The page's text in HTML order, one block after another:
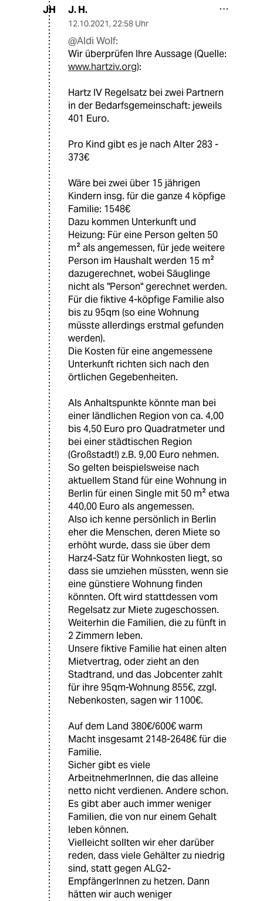
JH J. H.
12.10.2021, 22:58 Uhr
@Aldi Wolf:
Wir überprüfen Ihre Aussage (Quelle:
www.hartziv.org):
Hartz IV Regelsatz bei zwei Partnern
in der Bedarfsgemeinschaft: jeweils
401 Euro.
Pro Kind gibt es je nach Alter 283 -
373€
Wäre bei zwei über 15 jährigen
Kindern insg. für die ganze 4 köpfige
Familie: 1548€
Dazu kommen Unterkunft und
Heizung: Für eine Person gelten 50
m² als angemessen, für jede weitere
Person im Haushalt werden 15 m²
dazugerechnet, wobei Säuglinge
nicht als "Person" gerechnet werden.
Für die fiktive 4-köpfige Familie also
bis zu 95qm (so eine Wohnung
müsste allerdings erstmal gefunden
werden).
Die Kosten für eine angemessene
Unterkunft richten sich nach den
örtlichen Gegebenheiten.
Als Anhaltspunkte könnte man bei
einer ländlichen Region von ca. 4,00
bis 4,50 Euro pro Quadratmeter und
bei einer städtischen Region
(Großstadt!) z.B. 9,00 Euro nehmen.
So gelten beispielsweise nach
aktuellem Stand für eine Wohnung in
Berlin für einen Single mit 50 m² etwa
440,00 Euro als angemessen.
Also ich kenne persönlich in Berlin
eher die Menschen, deren Miete so
erhöht wurde, dass sie über dem
Harz4-Satz für Wohnkosten liegt, so
dass sie umziehen müssten, wenn sie
eine günstiere Wohnung finden
könnten. Oft wird stattdessen vom
Regelsatz zur Miete zugeschossen.
Weiterhin die Familien, die zu fünft in
2 Zimmern leben.
Unsere fiktive Familie hat einen alten
Mietvertrag, oder zieht an den
Stadtrand, und das Jobcenter zahlt
für ihre 95qm-Wohnung 855€, zzgl.
Nebenkosten, sagen wir 1100€.
Auf dem Land 380€/600€ warm
Macht insgesamt 2148-2648€ für die
Familie.
Sicher gibt es viele
ArbeitnehmerInnen, die das alleine
netto nicht verdienen. Andere schon.
Es gibt aber auch immer weniger
Familien, die von nur einem Gehalt
leben können.
Vielleicht sollten wir eher darüber
reden, dass viele Gehälter zu niedrig
sind, statt gegen ALG2-
EmpfängerInnen zu hetzen. Dann
hätten wir auch weniger